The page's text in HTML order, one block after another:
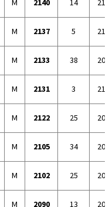
M 2140 14
M 2137 5
M 2133 38
M 2131 3
M 2122 25
M 2105 34
M 2102 25
M 2090 13